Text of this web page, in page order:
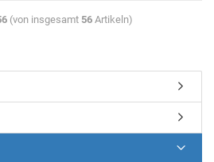
(von insgesamt 56 Artikeln)